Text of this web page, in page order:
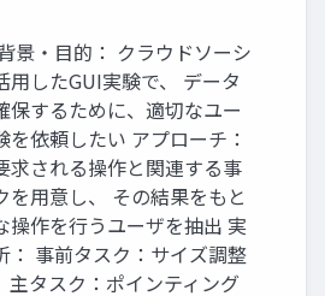
景・目的： クラウドソーシ
用したGUI実験で、 データ
保するために、適切なユー
を依頼したい アプローチ：
求される操作と関連する事
を用意し、 その結果をもと
操作を行うユーザを抽出 実
： 事前タスク：サイズ調整
主タスク：ポインティング